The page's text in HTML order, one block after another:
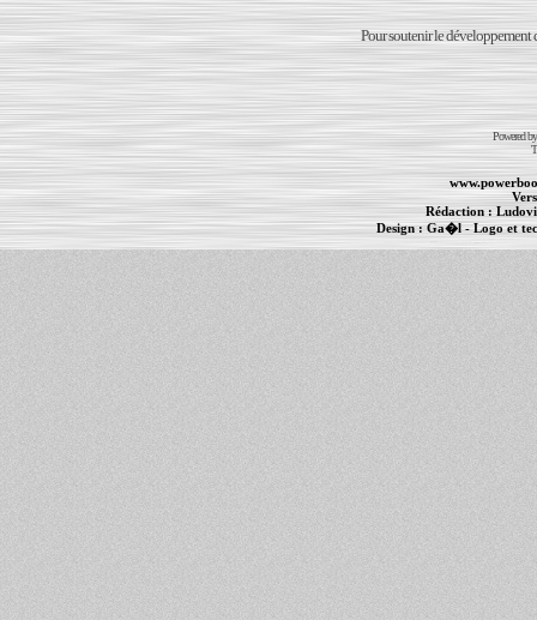
Pour soutenir le développement
Powered
Rédaction :
Design :Ga�l- Logo et